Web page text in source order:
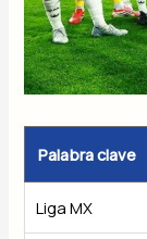
Palabra clave
Liga MX